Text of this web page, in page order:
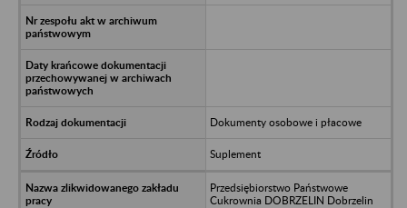
Dokumenty osobowe i płacowe
Suplement
Przedsiębiorstwo Państwowe
Cukrownia DOBRZELIN Dobrzelin